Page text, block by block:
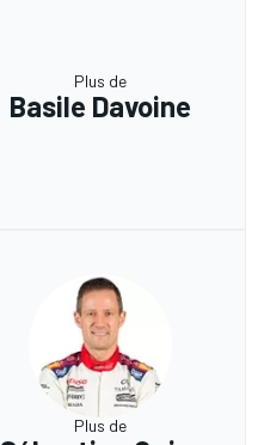
Plus de
Basile Davoine
Plus de